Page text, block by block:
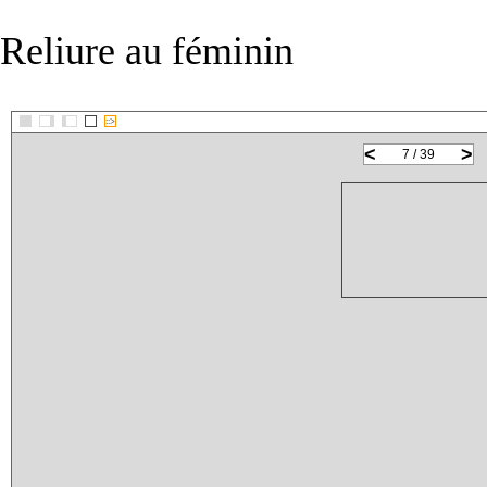
Reliure au féminin
::>
< >
7 / 39